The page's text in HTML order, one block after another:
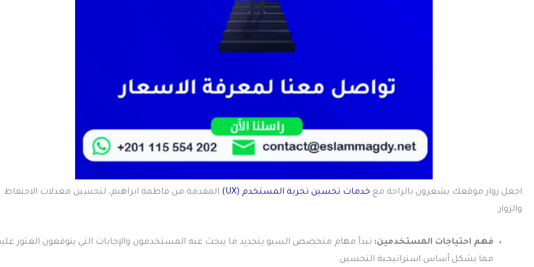
اجعل زوار موقعك يشعرون بالراحة مع خدمات تحسين تجربة المستخدم (UX)
المقدمة من فاطمة ابراهيم، لتحسين معدلات الاحتفاظ
والزوار.
فهم احتياجات المستخدمين: تبدأ مهام متخصص السيو بتحديد ما يبحث عنه المستخدمون والإجابات التي يتوقعون العثور
مما يشكل أساس استراتيجية التحسين.